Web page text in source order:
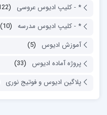
* - کلیپ ادیوس عروسی
(122)
* - کلیپ ادیوس مدرسه (10)
آموزش ادیوس
(5)
پروژه آماده ادیوس
(33)
پلاگین ادیوس و فوتیج نوری